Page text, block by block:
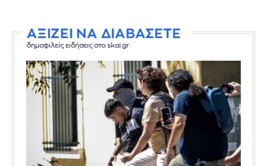
ΑΞΙΖΕΙ ΝΑ ΔΙΑΒΑΣΕΤΕ
δημοφιλείς ειδήσεις στο skai.gr